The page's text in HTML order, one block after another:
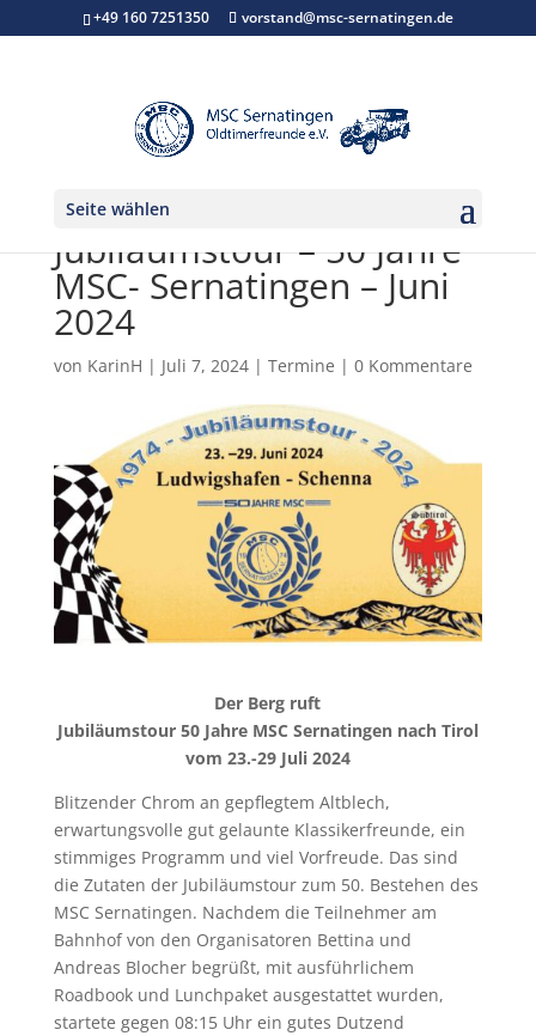
+49 160 7251350 vorstand@msc-sernatingen.de
Seite wählen
Jubiläumstour – 50 Jahre
MSC- Sernatingen – Juni
2024
von KarinH | Juli 7, 2024| Termine | 0 Kommentare
Der Berg ruft
Jubiläumstour 50 Jahre MSC Sernatingen nach Tirol
vom 23.-29 Juli 2024
Blitzender Chrom an gepflegtem Altblech,
erwartungsvolle gut gelaunte Klassikerfreunde, ein
stimmiges Programm und viel Vorfreude. Das sind
die Zutaten der Jubiläumstour zum 50. Bestehen des
MSC Sernatingen. Nachdem die Teilnehmer am
Bahnhof von den Organisatoren Bettina und
Andreas Blocher begrüßt, mit ausführlichem
Roadbook und Lunchpaket ausgestattet wurden,
startete gegen 08:15 Uhr ein gutes Dutzend